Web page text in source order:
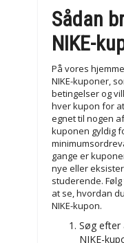
Sådan
NIKE-
På vores
NIKE-kuponer,
betingelser og
hver kupon for
egnet til nogen
kuponen gyldig
gange er
nye eller
studerende.
at se, hvordan
NIKE-kupon.
Søg efter
NIKE-